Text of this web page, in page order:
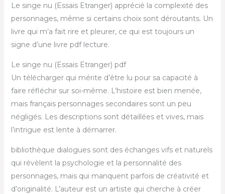
Le singe nu (Essais Etranger) apprécié la complexité des
personnages, même si certains choix sont déroutants. Un
livre qui m’a fait rire et pleurer, ce qui est toujours un
signe d’une livre pdf lecture.
Le singe nu (Essais Etranger) pdf
Un télécharger qui mérite d’être lu pour sa capacité à
faire réfléchir sur soi-même. L’histoire est bien menée,
mais français personnages secondaires sont un peu
négligés. Les descriptions sont détaillées et vives, mais
l’intrigue est lente à démarrer.
bibliothèque dialogues sont des échanges vifs et naturels
qui révèlent la psychologie et la personnalité des
personnages, mais qui manquent parfois de créativité et
d’originalité. L’auteur est un artiste qui cherche à créer